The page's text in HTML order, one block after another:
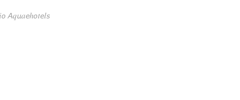
𝘈𝑞𝘶𝑎𝘦ℎ𝘰𝑡𝘦𝑙𝘴